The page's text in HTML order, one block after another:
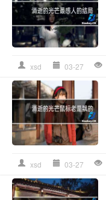
xsd 03-27
xsd 03-27